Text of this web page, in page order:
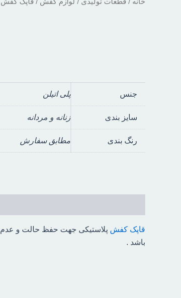
جنس پلی اتیلن
سایز بندی زنانه و مردانه
رنگ بندی مطابق سفارش
قاپک کفش پلاستیکی جهت حفظ حالت و
باشد .